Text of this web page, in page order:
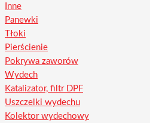
Inne
Panewki
Tłoki
Pierścienie
Pokrywa zaworów
Wydech
Katalizator, filtr DPF
Uszczelki wydechu
Kolektor wydechowy